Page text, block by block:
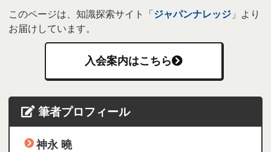
このページは、知識探索サイト「 ジャパンナレッジ 」より
お届けしています。
入会案内はこちら
筆者プロフィール
神永 曉